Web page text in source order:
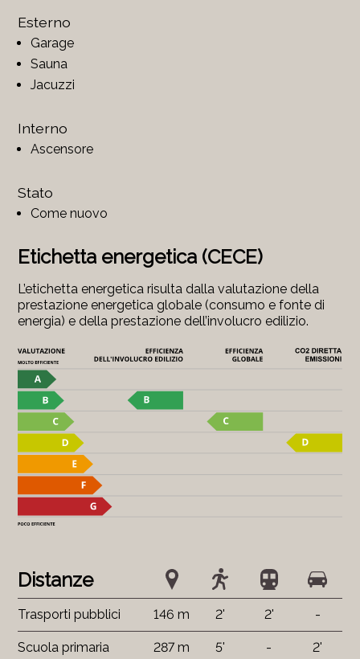
Esterno
Garage
Sauna
Jacuzzi
Interno
Ascensore
Stato
Come nuovo
Etichetta energetica (CECE)
L’etichetta energetica risulta dalla valutazione della
prestazione energetica globale (consumo e fonte di
energia) e della prestazione dell’involucro edilizio.
Distanze
Trasporti pubblici 146 m 2' 2' -
Scuola primaria 287 m 5' - 2'